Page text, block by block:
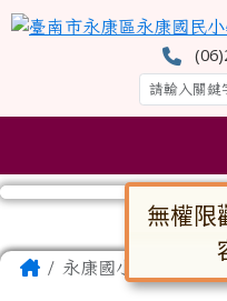
跳至主內容區
臺南市永康區永
主內容區域
Home永康國小
頁尾區域
無權限
對話框